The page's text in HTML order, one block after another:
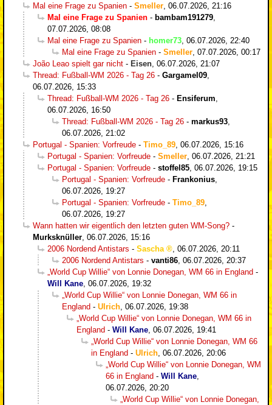
Mal eine Frage zu Spanien - Smeller 06.07.2026, 21:16
Mal eine Frage zu Spanien - bambam191279
07.07.2026, 08:08
Mal eine Frage zu Spanien - homer73 06.07.2026, 22:40
Mal eine Frage zu Spanien - Smeller 07.07.2026, 00:17
João Leao spielt gar nicht - Eisen 06.07.2026, 21:07
Thread: Fußball-WM 2026 - Tag 26 - Gargamel09
06.07.2026, 15:33
Thread: Fußball-WM 2026 - Tag 26 - Ensiferum
06.07.2026, 16:50
Thread: Fußball-WM 2026 - Tag 26 - markus93
06.07.2026, 21:02
Portugal - Spanien: Vorfreude - Timo_89 06.07.2026, 15:16
Portugal - Spanien: Vorfreude - Smeller 06.07.2026, 21:21
Portugal - Spanien: Vorfreude - stoffel85 06.07.2026, 19:15
Portugal - Spanien: Vorfreude - Frankonius
06.07.2026, 19:27
Portugal - Spanien: Vorfreude - Timo_89
06.07.2026, 19:27
Wann hatten wir eigentlich den letzten guten WM-Song? -
Murksknüller 06.07.2026, 15:16
2006 Nordend Antistars - Sascha
06.07.2026, 20:11
2006 Nordend Antistars - vanti86 06.07.2026, 20:37
„World Cup Willie“ von Lonnie Donegan, WM 66 in England -
Will Kane 06.07.2026, 19:32
„World Cup Willie“ von Lonnie Donegan, WM 66 in
England - Ulrich 06.07.2026, 19:38
„World Cup Willie“ von Lonnie Donegan, WM 66 in
England - Will Kane 06.07.2026, 19:41
„World Cup Willie“ von Lonnie Donegan, WM 66
in England - Ulrich 06.07.2026, 20:06
„World Cup Willie“ von Lonnie Donegan, WM
66 in England - Will Kane
06.07.2026, 20:20
„World Cup Willie“ von Lonnie Donegan,